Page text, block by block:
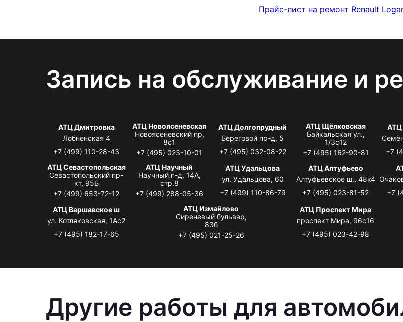
Прайс-лист на ремонт Renault
Запись на обслуживание и
АТЦ Дмитровка
Лобненская 4
+7 (499) 110-28-43
АТЦ Новоясеневская
Новоясеневский пр,
8с1
+7 (495) 023-10-01
АТЦ Долгопрудный
Береговой пр-д, 5
+7 (495) 032-08-22
АТЦ Щёлковская
Байкальская ул.,
1/3с12
+7 (495) 162-90-81
АТЦ
+7
АТЦ Севастопольская
Севастопольский пр-
кт, 95Б
+7 (499) 653-72-12
АТЦ Научный
Научный п-д, 14А,
стр.8
+7 (499) 288-05-36
АТЦ Удальцова
ул. Удальцова, 60
+7 (499) 110-86-79
АТЦ Алтуфьево
Алтуфьевское ш., 48к4
+7 (495) 023-81-52
+7
АТЦ Варшавское ш
ул. Котляковская, 1Ас2
+7 (495) 182-17-65
АТЦ Измайлово
Сиреневый бульвар,
83б
+7 (495) 021-25-26
АТЦ Проспект Мира
проспект Мира, 96с16
+7 (495) 023-42-98
Другие работы для